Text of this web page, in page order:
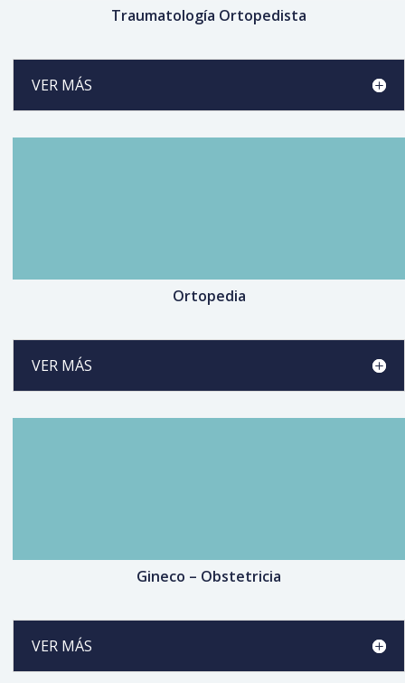
Traumatología Ortopedista
VER MÁS
Ortopedia
VER MÁS
Gineco – Obstetricia
VER MÁS